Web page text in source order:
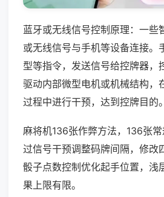
蓝牙或无线信号控制原理：一些
或无线信号与手机等设备连接。
型等指令，发送信号给控牌器，
驱动内部微型电机或机械结构，
过程中进行干预，达到控牌目的。
麻将机136张作弊方法，136张
过信号干预调整码牌间隔，修改
骰子点数控制优化起手位置，浅
果上限有限。